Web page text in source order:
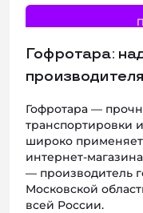
Гофротара:
производителя
Гофротара —
транспортировки
широко
— производитель
Московской
всей России.